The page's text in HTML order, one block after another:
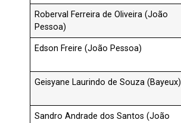
Roberval Ferreira de Oliveira (João
Pessoa)
Edson Freire (João Pessoa)
Geisyane Laurindo de Souza (Bayeux)
Sandro Andrade dos Santos (João